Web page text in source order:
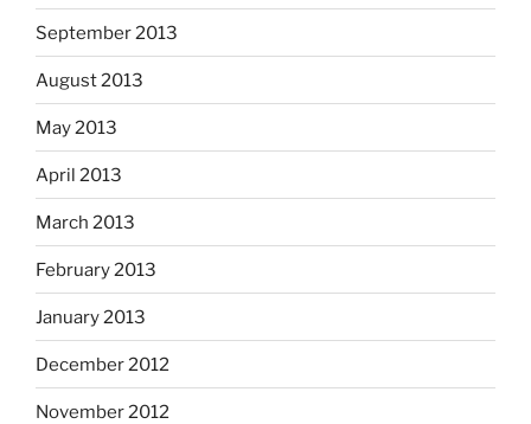
September 2013
August 2013
May 2013
April 2013
March 2013
February 2013
January 2013
December 2012
November 2012